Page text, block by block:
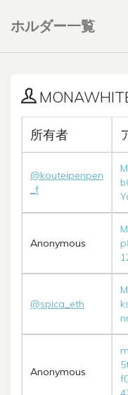
ホルダー一覧
所有者
@kouteipenpen
_f
Anonymous
@spica_eth
Anonymous